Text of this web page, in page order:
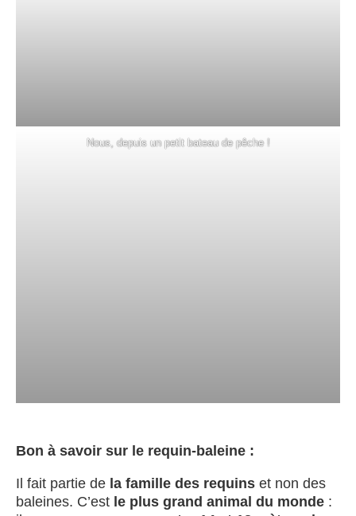
Nous, depuis un petit bateau de pêche !
Bon à savoir sur le requin-baleine :
Il fait partie de la famille des requins et non des
baleines. C’est le plus grand animal du monde :